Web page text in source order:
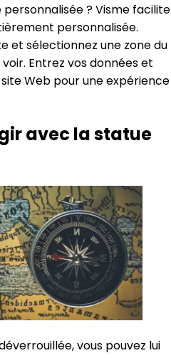
? Visme facilite
personnalisée.
et sélectionnez une zone du
Entrez vos données et
Web pour une expérience
avec la statue
vous pouvez lui